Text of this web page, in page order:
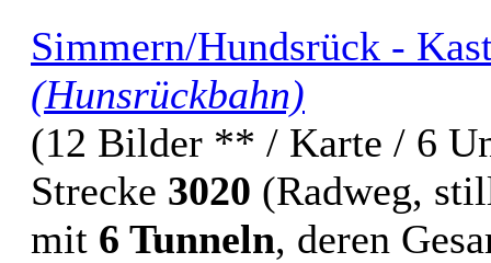
Simmern/Hundsrück -
(Hunsrückbahn)
(12 Bilder ** / Karte / 6
Strecke 3020 (Radweg,
mit 6 Tunneln, deren